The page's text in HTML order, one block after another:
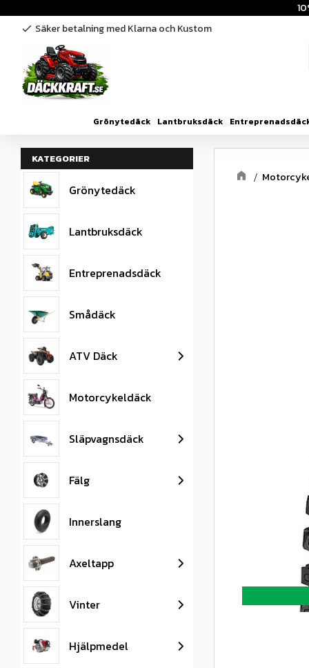
check Säker betalning med Klarna och Kustom
Grönytedäck Lantbruksdäck
KATEGORIER
Grönytedäck
Lantbruksdäck
Entreprenadsdäck
Smådäck
ATV Däck
Motorcykeldäck
Släpvagnsdäck
Fälg
Innerslang
Axeltapp
Vinter
Hjälpmedel